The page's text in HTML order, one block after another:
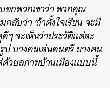
อกพวกเขาว่า พวกคุณ
ลับว่า ‘ถ้าตั้งใจเรียน จะมี
ๆ จะเห็นว่าประวัติแต่ละ
ป บางคนเล่นดนตรี บางคน
วยสภาพบ้านเมืองแบบนี้